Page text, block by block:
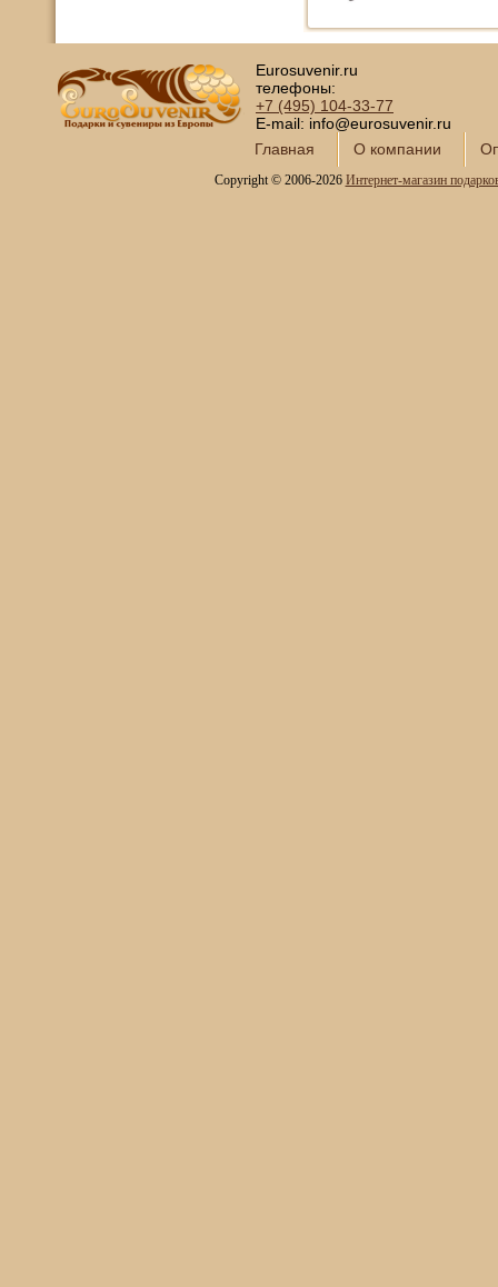
Eurosuvenir.ru
телефоны:
+7 (495) 104-33-77
E-mail: info@eurosuvenir.ru
Главная
О компании
Copyright © 2006-2026 Интернет-магазин